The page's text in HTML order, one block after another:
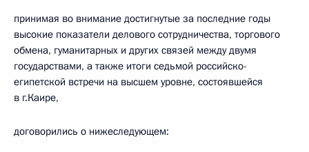
принимая во внимание достигнутые за последние годы
высокие показатели делового сотрудничества, торгового
обмена, гуманитарных и других связей между двумя
государствами, а также итоги седьмой российско-
египетской встречи на высшем уровне, состоявшейся
в г.Каире,
договорились о нижеследующем: